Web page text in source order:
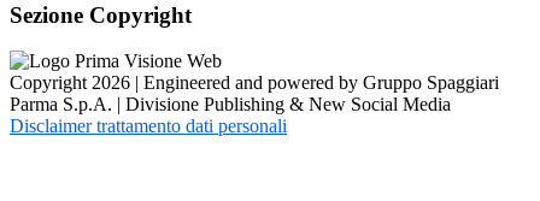
Sezione Copyright
Copyright 2026 | Engineered and powered by Gruppo Spaggiari
Parma S.p.A. | Divisione Publishing & New Social Media
Disclaimer trattamento dati personali